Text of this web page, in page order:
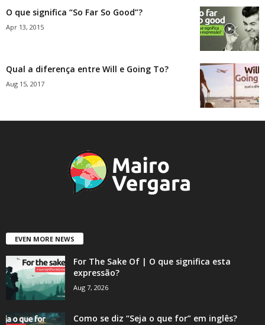
O que significa “So Far So Good”?
Apr 13, 2015
Qual a diferença entre Will e Going To?
Aug 15, 2017
EVEN MORE NEWS
For The Sake Of | O que significa esta
expressão?
Aug 7, 2026
Como se diz “Seja o que for” em inglês?